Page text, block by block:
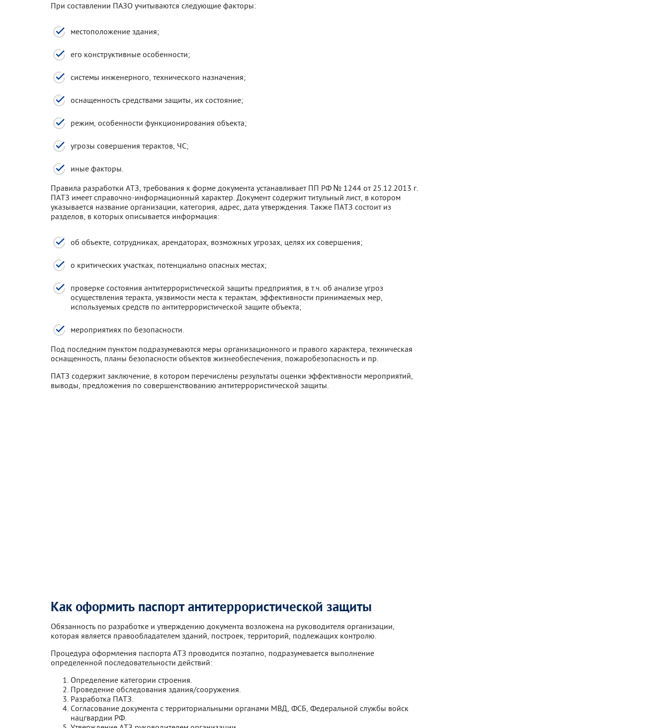
При составлении ПАЗО учитываются следующие факторы:
местоположение здания;
его конструктивные особенности;
системы инженерного, технического назначения;
оснащенность средствами защиты, их состояние;
режим, особенности функционирования объекта;
угрозы совершения терактов, ЧС;
иные факторы.
Правила разработки АТЗ, требования к форме документа устанавливает ПП РФ № 1244 от 25.12.2013 г.
ПАТЗ имеет справочно-информационный характер. Документ содержит титульный лист, в котором
указывается название организации, категория, адрес, дата утверждения. Также ПАТЗ состоит из
разделов, в которых описывается информация:
об объекте, сотрудниках, арендаторах, возможных угрозах, целях их совершения;
о критических участках, потенциально опасных местах;
проверке состояния антитеррористической защиты предприятия, в т.ч. об анализе угроз
осуществления теракта, уязвимости места к терактам, эффективности принимаемых мер,
используемых средств по антитеррористической защите объекта;
мероприятиях по безопасности.
Под последним пунктом подразумеваются меры организационного и правого характера, техническая
оснащенность, планы безопасности объектов жизнеобеспечения, пожаробезопасность и пр.
ПАТЗ содержит заключение, в котором перечислены результаты оценки эффективности мероприятий,
выводы, предложения по совершенствованию антитеррористической защиты.
Как оформить паспорт антитеррористической защиты
Обязанность по разработке и утверждению документа возложена на руководителя организации,
которая является правообладателем зданий, построек, территорий, подлежащих контролю.
Процедура оформления паспорта АТЗ проводится поэтапно, подразумевается выполнение
определенной последовательности действий:
Определение категории строения.
Проведение обследования здания/сооружения.
Разработка ПАТЗ.
Согласование документа с территориальными органами МВД, ФСБ, Федеральной службы войск
нацгвардии РФ.